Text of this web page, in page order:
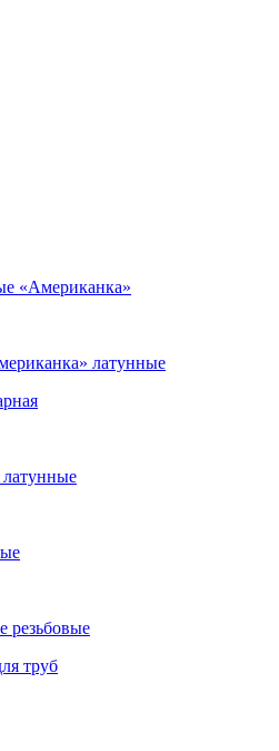
«Американка»
латунные
резьбовые
труб